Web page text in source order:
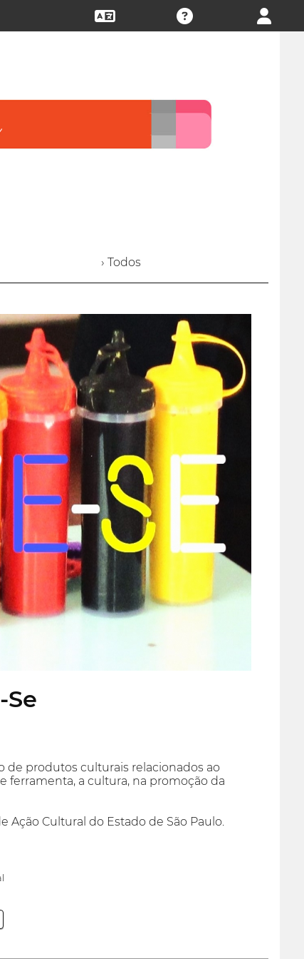
› Todos
de produtos culturais relacionados ao
ferramenta, a cultura, na promoção da
Ação Cultural do Estado de São Paulo.